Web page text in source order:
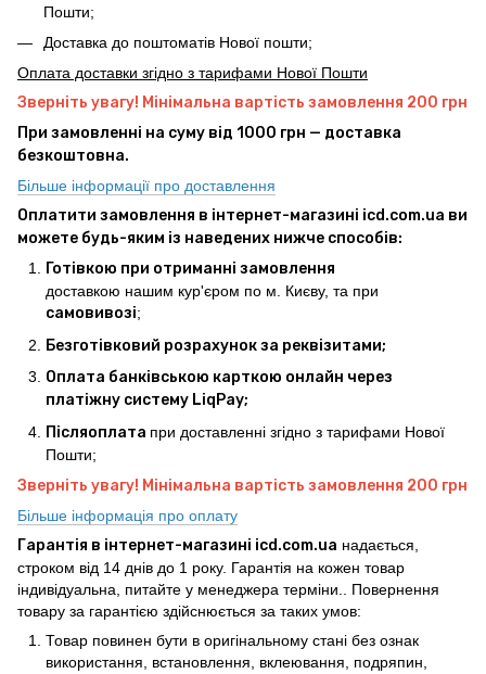
Пошти;
Доставка до поштоматів Нової пошти;
Оплата доставки згідно з тарифами Нової Пошти
Зверніть увагу! Мінімальна вартість замовлення 200 грн
При замовленні на суму від 1000 грн — доставка
безкоштовна.
Більше інформації про доставлення
Оплатити замовлення в інтернет-магазині icd.com.ua ви
можете будь-яким із наведених нижче способів:
Готівкою при отриманні замовлення
доставкою нашим кур'єром по м. Києву, та при
самовивозі;
Безготівковий розрахунок за реквізитами;
Оплата банківською карткою онлайн через
платіжну систему LiqPay;
Післяоплата при доставленні згідно з тарифами Нової
Пошти;
Зверніть увагу! Мінімальна вартість замовлення 200 грн
Більше інформація про оплату
Гарантія в інтернет-магазині icd.com.ua надається,
строком від 14 днів до 1 року. Гарантія на кожен товар
індивідуальна, питайте у менеджера терміни.. Повернення
товару за гарантією здійснюється за таких умов:
Товар повинен бути в оригінальному стані без ознак
використання, встановлення, вклеювання, подряпин,